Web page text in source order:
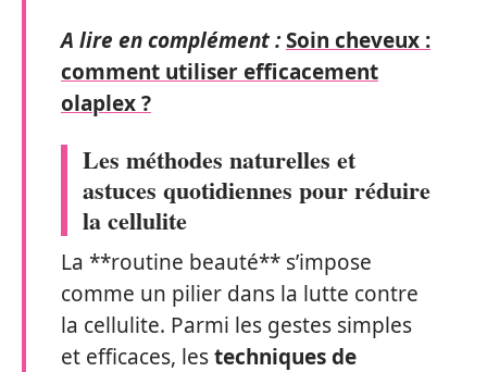
A lire en complément :Soin cheveux :
comment utiliser efficacement
olaplex ?
Les méthodes naturelles et
astuces quotidiennes pour réduire
la cellulite
La **routine beauté** s’impose
comme un pilier dans la lutte contre
la cellulite. Parmi les gestes simples
et efficaces, lestechniques de